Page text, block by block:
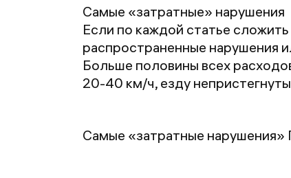
Самые «затратные» нарушения
Если по каждой статье
распространенные нарушения
Больше половины всех
20-40 км/ч, езду
Самые «затратные